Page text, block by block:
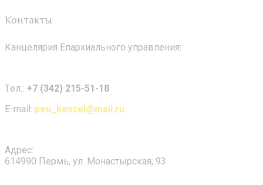
Контакты
Канцелярия Епархиального управления:
Tел.: +7 (342) 215-51-18
E-mail: peu_kancel@mail.ru
Адрес:
614990 Пермь, ул. Монастырская, 93